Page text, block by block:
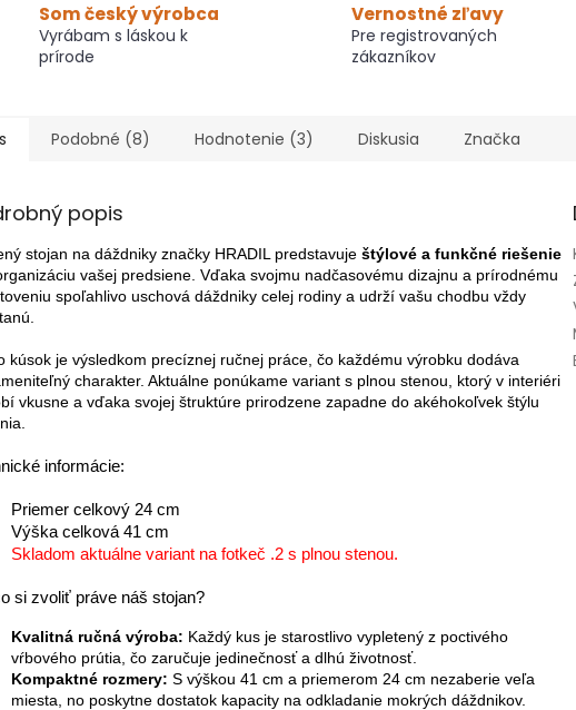
Som český výrobca
Vyrábam s láskou k
prírode
Vernostné zľavy
Pre registrovaných
zákazníkov
Podobné (8) Hodnotenie (3) Diskusia Značka
popis
stojan na dáždniky značky HRADIL predstavuje štýlové a funkčné riešenie
vašej predsiene. Vďaka svojmu nadčasovému dizajnu a prírodnému
spoľahlivo uschová dáždniky celej rodiny a udrží vašu chodbu vždy
kúsok je výsledkom precíznej ručnej práce, čo každému výrobku dodáva
charakter. Aktuálne ponúkame variant s plnou stenou, ktorý v interiéri
vkusne a vďaka svojej štruktúre prirodzene zapadne do akéhokoľvek štýlu
informácie:
Priemer celkový 24 cm
Výška celková 41 cm
Skladom aktuálne variant na fotkeč .2 s plnou stenou.
si zvoliť práve náš stojan?
Kvalitná ručná výroba: Každý kus je starostlivo vypletený z poctivého
vŕbového prútia, čo zaručuje jedinečnosť a dlhú životnosť.
Kompaktné rozmery: S výškou 41 cm a priemerom 24 cm nezaberie veľa
miesta, no poskytne dostatok kapacity na odkladanie mokrých dáždnikov.